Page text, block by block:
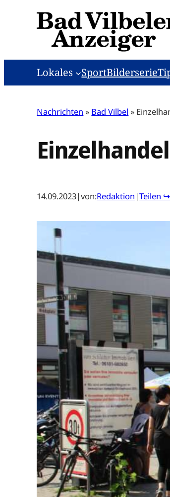
Lokales SportBilderserie
Nachrichten » Bad Vilbel »
14.09.2023|von:Redaktion |Teilen ↪